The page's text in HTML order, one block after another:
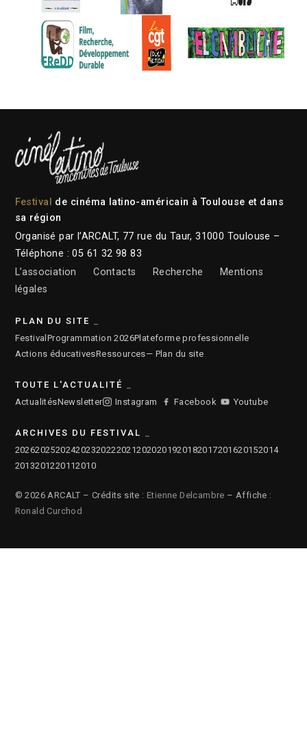
Festival
de cinéma latino-américain à Toulouse et dans
sa région
Organisé par l’ARCALT, 77 rue du Taur, 31000 Toulouse –
Téléphone : 05 61 32 98 83
L’association
Contacts Recherche
Mentions
légales
PLAN DU SITE
FestivalProgrammation 2026Plateforme professionnelle
Actions éducativesRessources— Plan du site
TOUTE L'ACTUALITÉ
ActualitésNewsletter Instagram Facebook Youtube
ARCHIVES DU FESTIVAL
2026202520242023202220212020201920182017201620152014
2013201220112010
© 2026 ARCALT – Crédits site : Etienne Delcambre – Affiche :
Ronald Curchod